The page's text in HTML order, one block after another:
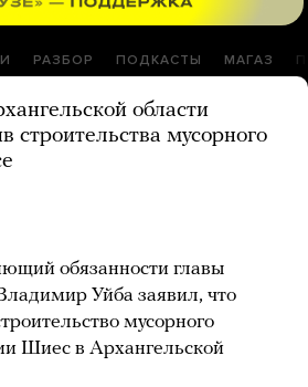
РАЗБОР ПОДКАСТЫ МАГАЗ
области
строительства мусорного
обязанности главы
Уйба заявил, что
мусорного
Шиес в Архангельской